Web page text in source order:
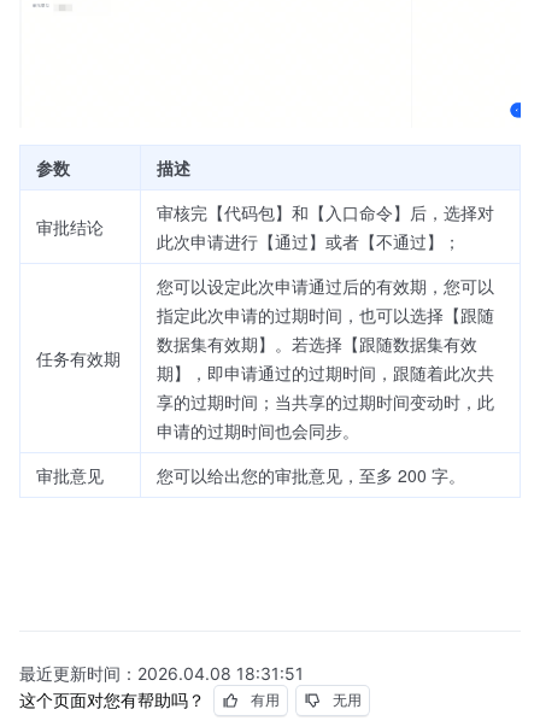
参数 描述
审批结论
审核完【代码包】和【入口命令】后，选择对
此次申请进行【通过】或者【不通过】；
任务有效期
您可以设定此次申请通过后的有效期，您可以
指定此次申请的过期时间，也可以选择【跟随
数据集有效期】。若选择【跟随数据集有效
期】，即申请通过的过期时间，跟随着此次共
享的过期时间；当共享的过期时间变动时，此
申请的过期时间也会同步。
审批意见
您可以给出您的审批意见，至多 200 字。
最近更新时间： 2026.04.08 18:31:51
这个页面对您有帮助吗？
有用 无用